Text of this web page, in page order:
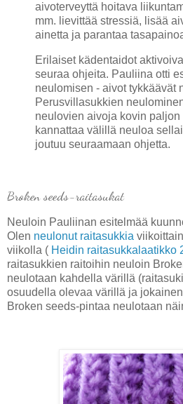
aivoterveyttä hoitava
mm. lievittää stressiä, lisää
ainetta ja parantaa
Erilaiset kädentaidot
seuraa ohjeita. Pauliina otti
neulomisen - aivot tykkäävät
Perusvillasukkien
neulovien aivoja kovin paljon
kannattaa välillä neuloa
joutuu seuraamaan ohjetta.
Broken seeds-raitasukat
Neuloin Pauliinan esitelmää
Olen neulonut raitasukkia
viikolla ( Heidin raitasukkalaatikko
raitasukkien raitoihin neuloin
neulotaan kahdella värillä
osuudella olevaa värillä ja
Broken seeds-pintaa neulotaan